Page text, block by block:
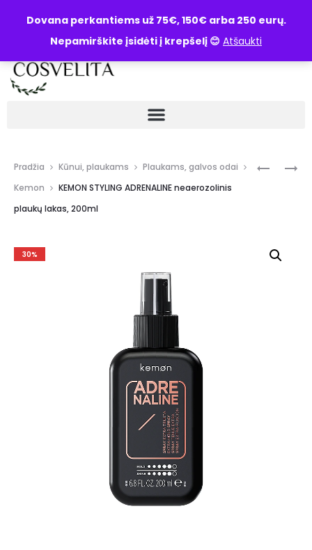
Dovana perkantiems už 75€, 150€ arba 250 eurų.
Nepamirškite įsidėti į krepšelį 😊 Atšaukti
UŽKLAUSA
Pradžia Kūnui, plaukams
Plaukams, galvos odai
Kemon
KEMON STYLING ADRENALINE neaerozolinis
plaukų lakas, 200ml
30%